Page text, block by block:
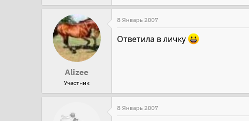
Alizee
Участник
8 Январь 2007
Ответила в личку
8 Январь 2007